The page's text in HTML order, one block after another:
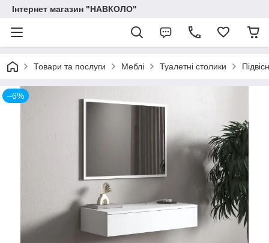
Інтернет магазин "НАВКОЛО"
Товари та послуги Меблі Туалетні столики
–6%